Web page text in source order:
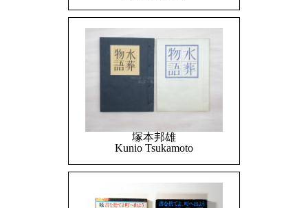
塚本邦雄
Kunio Tsukamoto